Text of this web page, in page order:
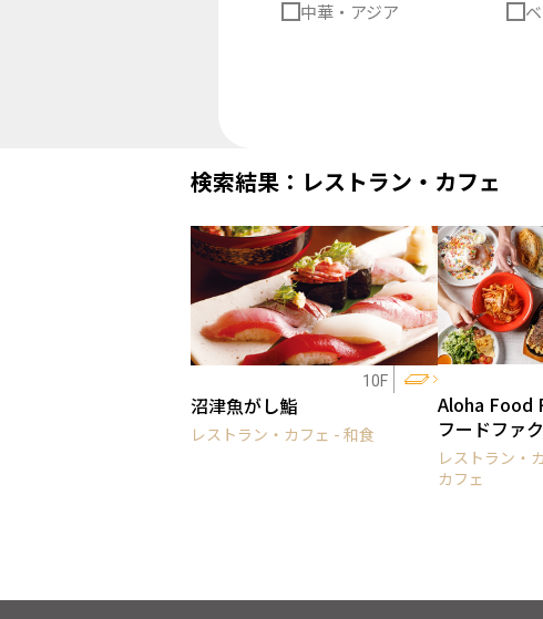
中華・アジア
検索結果：レストラン・カフェ
10F
沼津魚がし鮨
レストラン・カフェ - 和食
Aloha Food
フードファ
レストラン・
カフェ